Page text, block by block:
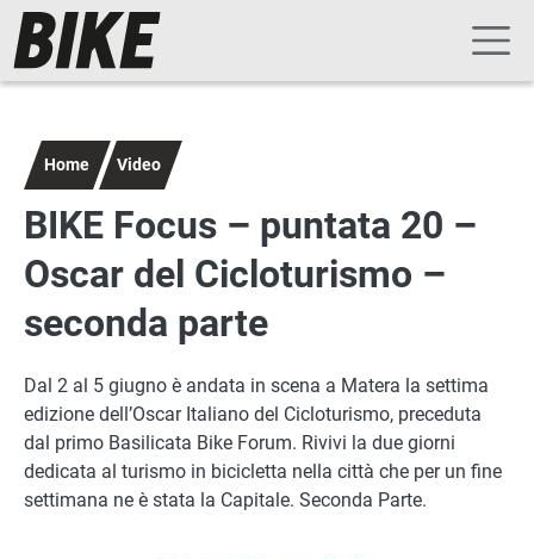
Salta al contenuto principale
Navigazione principale
Home Video
BIKE Focus – puntata 20 –
Oscar del Cicloturismo –
seconda parte
Dal 2 al 5 giugno è andata in scena a Matera la settima
edizione dell’Oscar Italiano del Cicloturismo, preceduta
dal primo Basilicata Bike Forum. Rivivi la due giorni
dedicata al turismo in bicicletta nella città che per un fine
settimana ne è stata la Capitale. Seconda Parte.